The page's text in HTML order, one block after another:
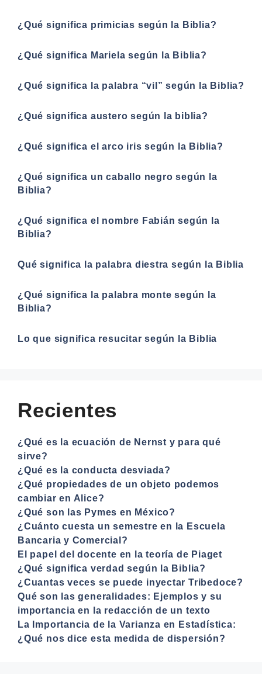
¿Qué significa primicias según la Biblia?
¿Qué significa Mariela según la Biblia?
¿Qué significa la palabra “vil” según la Biblia?
¿Qué significa austero según la biblia?
¿Qué significa el arco iris según la Biblia?
¿Qué significa un caballo negro según la
Biblia?
¿Qué significa el nombre Fabián según la
Biblia?
Qué significa la palabra diestra según la Biblia
¿Qué significa la palabra monte según la
Biblia?
Lo que significa resucitar según la Biblia
Recientes
¿Qué es la ecuación de Nernst y para qué
sirve?
¿Qué es la conducta desviada?
¿Qué propiedades de un objeto podemos
cambiar en Alice?
¿Qué son las Pymes en México?
¿Cuánto cuesta un semestre en la Escuela
Bancaria y Comercial?
El papel del docente en la teoría de Piaget
¿Qué significa verdad según la Biblia?
¿Cuantas veces se puede inyectar Tribedoce?
Qué son las generalidades: Ejemplos y su
importancia en la redacción de un texto
La Importancia de la Varianza en Estadística:
¿Qué nos dice esta medida de dispersión?